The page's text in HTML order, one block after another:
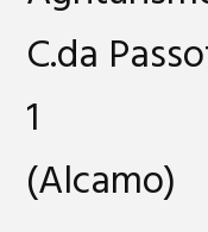
C.da
1
(Alcamo)